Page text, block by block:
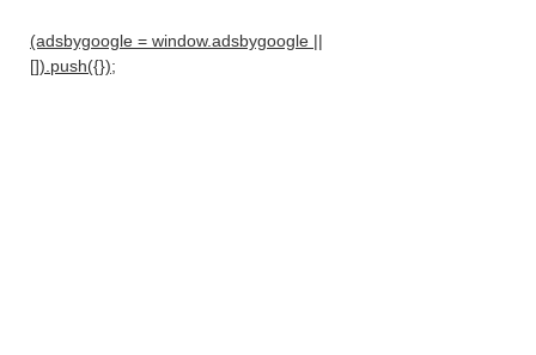
(adsbygoogle = window.adsbygoogle ||
[]).push({});